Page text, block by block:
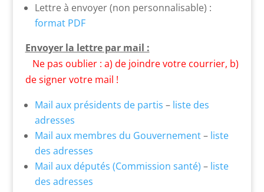
Lettre à envoyer (non personnalisable) :
format PDF
Envoyer la lettre par mail :
Ne pas oublier : a) de joindre votre courrier, b)
de signer votre mail !
Mail aux présidents de partis – liste des
adresses
Mail aux membres du Gouvernement– liste
des adresses
Mail aux députés (Commission santé) – liste
des adresses